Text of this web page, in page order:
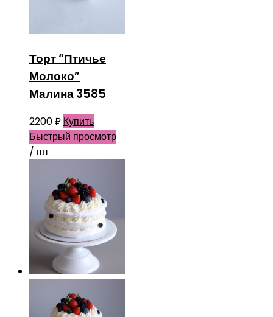
Торт “Птичье
Молоко”
Малина 3585
2200₽ Купить
Быстрый просмотр
/ шт